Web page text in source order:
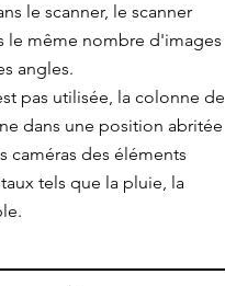
le scanner, le scanner
le même nombre d'images
angles.
pas utilisée, la colonne de
dans une position abritée
caméras des éléments
tels que la pluie, la